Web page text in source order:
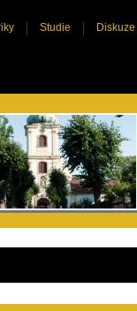
Studie Diskuze